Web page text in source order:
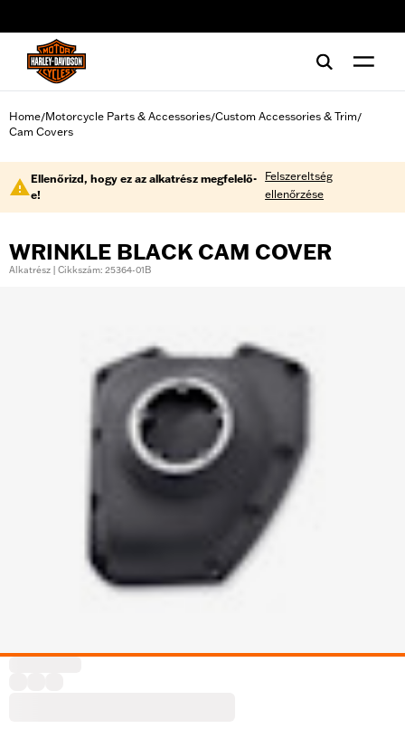
Home/Motorcycle Parts & Accessories/Custom Accessories & Trim/
Cam Covers
Ellenőrizd, hogy ez az alkatrész megfelelő-
e!
Felszereltség
ellenőrzése
WRINKLE BLACK CAM COVER
Alkatrész | Cikkszám: 25364-01B